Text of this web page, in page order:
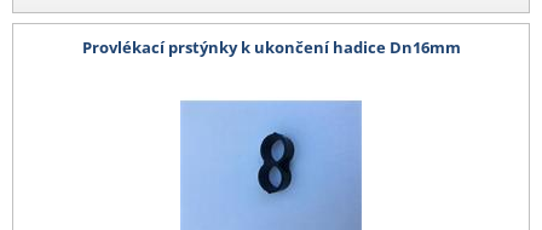
Provlékací prstýnky k ukončení hadice Dn16mm